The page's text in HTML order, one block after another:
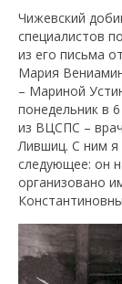
Чижевский
специалистов
из его письма
Мария
– Мариной
понедельник в
из ВЦСПС –
Лившиц. С ним я
следующее: он
организовано